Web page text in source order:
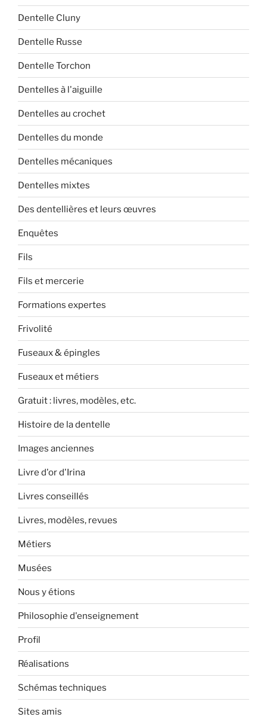
Dentelle Cluny
Dentelle Russe
Dentelle Torchon
Dentelles à l'aiguille
Dentelles au crochet
Dentelles du monde
Dentelles mécaniques
Dentelles mixtes
Des dentellières et leurs œuvres
Enquêtes
Fils
Fils et mercerie
Formations expertes
Frivolité
Fuseaux & épingles
Fuseaux et métiers
Gratuit : livres, modèles, etc.
Histoire de la dentelle
Images anciennes
Livre d'or d'Irina
Livres conseillés
Livres, modèles, revues
Métiers
Musées
Nous y étions
Philosophie d'enseignement
Profil
Réalisations
Schémas techniques
Sites amis